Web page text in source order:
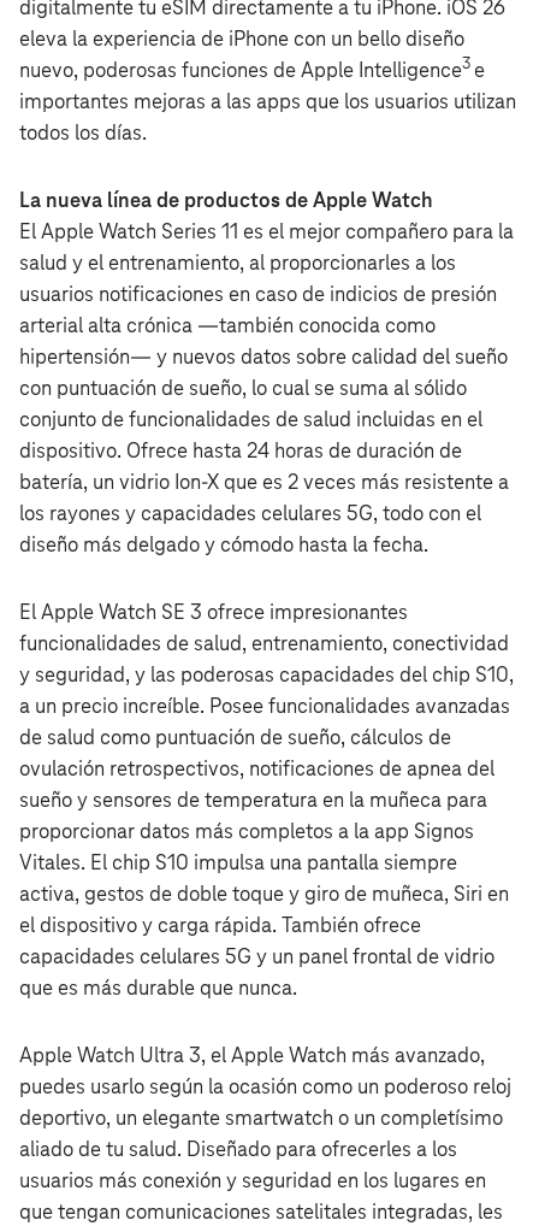
digitalmente tu eSIM directamente a tu iPhone. iOS 26
eleva la experiencia de iPhone con un bello diseño
nuevo, poderosas funciones de Apple Intelligence3 e
importantes mejoras a las apps que los usuarios utilizan
todos los días.
La nueva línea de productos de Apple Watch
El Apple Watch Series 11 es el mejor compañero para la
salud y el entrenamiento, al proporcionarles a los
usuarios notificaciones en caso de indicios de presión
arterial alta crónica —también conocida como
hipertensión— y nuevos datos sobre calidad del sueño
con puntuación de sueño, lo cual se suma al sólido
conjunto de funcionalidades de salud incluidas en el
dispositivo. Ofrece hasta 24 horas de duración de
batería, un vidrio Ion-X que es 2 veces más resistente a
los rayones y capacidades celulares 5G, todo con el
diseño más delgado y cómodo hasta la fecha.
El Apple Watch SE 3 ofrece impresionantes
funcionalidades de salud, entrenamiento, conectividad
y seguridad, y las poderosas capacidades del chip S10,
a un precio increíble. Posee funcionalidades avanzadas
de salud como puntuación de sueño, cálculos de
ovulación retrospectivos, notificaciones de apnea del
sueño y sensores de temperatura en la muñeca para
proporcionar datos más completos a la app Signos
Vitales. El chip S10 impulsa una pantalla siempre
activa, gestos de doble toque y giro de muñeca, Siri en
el dispositivo y carga rápida. También ofrece
capacidades celulares 5G y un panel frontal de vidrio
que es más durable que nunca.
Apple Watch Ultra 3, el Apple Watch más avanzado,
puedes usarlo según la ocasión como un poderoso reloj
deportivo, un elegante smartwatch o un completísimo
aliado de tu salud. Diseñado para ofrecerles a los
usuarios más conexión y seguridad en los lugares en
que tengan comunicaciones satelitales integradas, les